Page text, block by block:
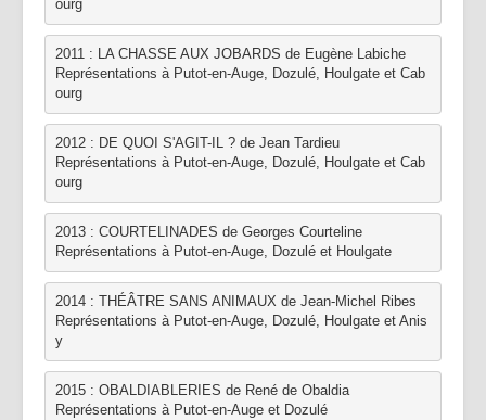
ourg
2011 : LA CHASSE AUX JOBARDS de Eugène Labiche
Représentations à Putot-en-Auge, Dozulé, Houlgate et Cab
ourg
2012 : DE QUOI S'AGIT-IL ? de Jean Tardieu
Représentations à Putot-en-Auge, Dozulé, Houlgate et Cab
ourg
2013 : COURTELINADES de Georges Courteline
Représentations à Putot-en-Auge, Dozulé et Houlgate
2014 : THÉÂTRE SANS ANIMAUX de Jean-Michel Ribes
Représentations à Putot-en-Auge, Dozulé, Houlgate et Anis
y
2015 : OBALDIABLERIES de René de Obaldia
Représentations à Putot-en-Auge et Dozulé